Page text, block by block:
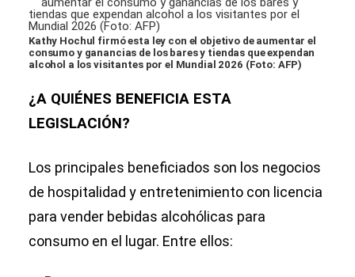
Kathy Hochul firmó esta ley con el objetivo de aumentar el
consumo y ganancias de los bares y tiendas que expendan
alcohol a los visitantes por el Mundial 2026 (Foto: AFP)
¿A QUIÉNES BENEFICIA ESTA
LEGISLACIÓN?
Los principales beneficiados son los negocios
de hospitalidad y entretenimiento con licencia
para vender bebidas alcohólicas para
consumo en el lugar. Entre ellos: